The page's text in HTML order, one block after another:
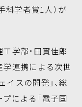
科学者賞1人）が
学部・田實佳郎
学連携による次世
スの開発」、総
による「電子国